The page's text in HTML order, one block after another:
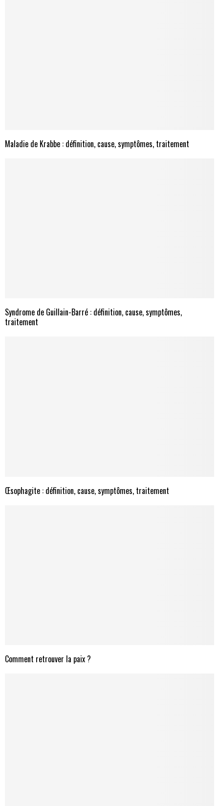
Maladie de Krabbe : définition, cause, symptômes, traitement
Syndrome de Guillain-Barré : définition, cause, symptômes,
traitement
Œsophagite : définition, cause, symptômes, traitement
Comment retrouver la paix ?